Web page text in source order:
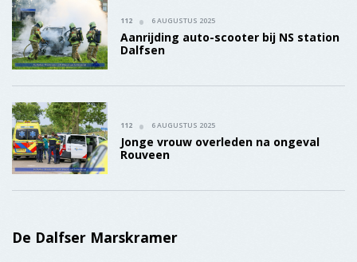
Aanrijding auto-scooter bij NS station
Dalfsen
Jonge vrouw overleden na ongeval
Rouveen
De Dalfser Marskramer